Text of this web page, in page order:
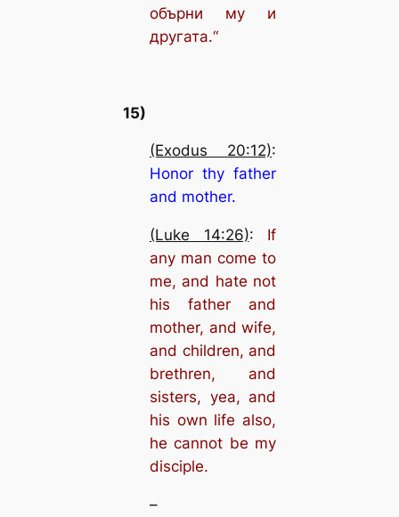
обърни му и
другата.“
15)
(Exodus 20:12):
Honor thy father
and mother.
(Luke 14:26): If
any man come to
me, and hate not
his father and
mother, and wife,
and children, and
brethren, and
sisters, yea, and
his own life also,
he cannot be my
disciple.
–